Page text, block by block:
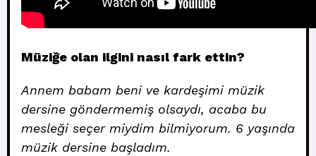
Müziğe olan ilgini nasıl fark ettin?
Annem babam beni ve kardeşimi müzik
dersine göndermemiş olsaydı, acaba bu
mesleği seçer miydim bilmiyorum. 6 yaşında
müzik dersine başladım.